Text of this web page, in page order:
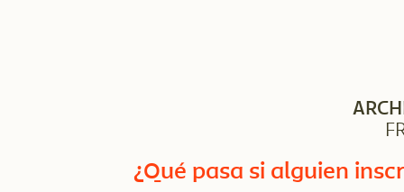
¿Qué pasa si alguien